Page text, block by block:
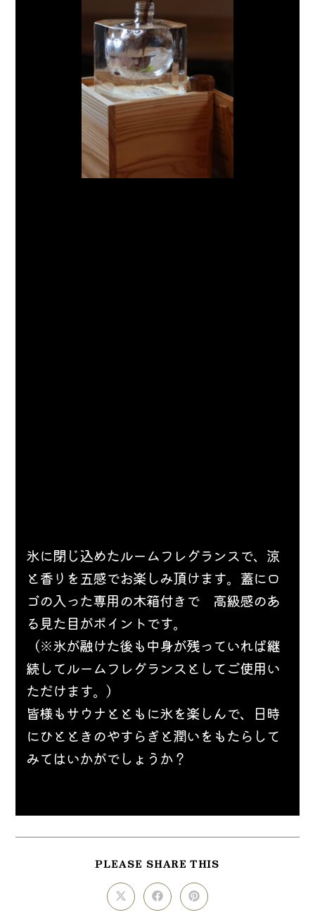
氷に閉じ込めたルームフレグランスで、涼
と香りを五感でお楽しみ頂けます。蓋にロ
ゴの入った専用の木箱付きで　高級感のあ
る見た目がポイントです。
（※氷が融けた後も中身が残っていれば継
続してルームフレグランスとしてご使用い
ただけます。）
皆様もサウナとともに氷を楽しんで、日時
にひとときのやすらぎと潤いをもたらして
みてはいかがでしょうか？
PLEASE SHARE THIS
Opens
in
Opens
in
Opens
in